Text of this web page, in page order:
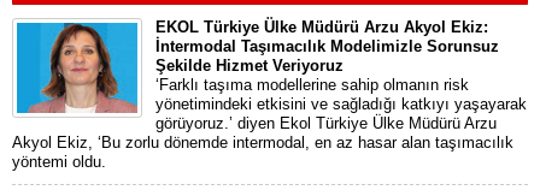
EKOL Türkiye Ülke Müdürü Arzu Akyol Ekiz:
İntermodal Taşımacılık Modelimizle Sorunsuz
Şekilde Hizmet Veriyoruz
‘Farklı taşıma modellerine sahip olmanın risk
yönetimindeki etkisini ve sağladığı katkıyı yaşayarak
görüyoruz.’ diyen Ekol Türkiye Ülke Müdürü Arzu
Akyol Ekiz, ‘Bu zorlu dönemde intermodal, en az hasar alan taşımacılık
yöntemi oldu.